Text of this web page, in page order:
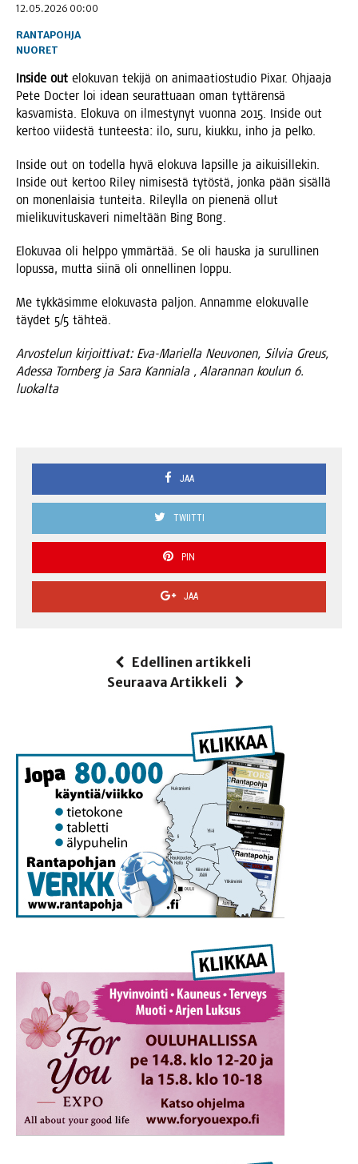
12.05.2026 00:00
RANTAPOHJA
NUORET
Insi­de out elo­ku­van teki­jä on ani­maa­tios­tu­dio Pixar. Ohjaa­ja
Pete Doc­ter loi idean seu­rat­tu­aan oman tyt­tä­ren­sä
kas­va­mis­ta. Elo­ku­va on ilmes­ty­nyt vuon­na 2015. Insi­de out
ker­too vii­des­tä tun­tees­ta: ilo, suru, kiuk­ku, inho ja pelko.
Insi­de out on todel­la hyvä elo­ku­va lap­sil­le ja aikui­sil­le­kin.
Insi­de out ker­too Riley nimi­ses­tä tytös­tä, jon­ka pään sisäl­lä
on monen­lai­sia tun­tei­ta. Rileyl­la on pie­ne­nä ollut
mie­li­ku­vi­tus­ka­ve­ri nimel­tään Bing Bong.
Elo­ku­vaa oli help­po ymmär­tää. Se oli haus­ka ja surul­li­nen
lopus­sa, mut­ta sii­nä oli onnel­li­nen loppu.
Me tyk­kä­sim­me elo­ku­vas­ta pal­jon. Annam­me elo­ku­val­le
täy­det 5/5 tähteä.
Arvos­te­lun kir­joit­ti­vat: Eva-Mariel­la Neu­vo­nen, Sil­via Greus,
Ades­sa Torn­berg ja Sara Kan­nia­la , Ala­ran­nan kou­lun 6.
luokalta
JAA
TWIITTI
PIN
JAA
Edellinen artikkeli
Seuraava Artikkeli